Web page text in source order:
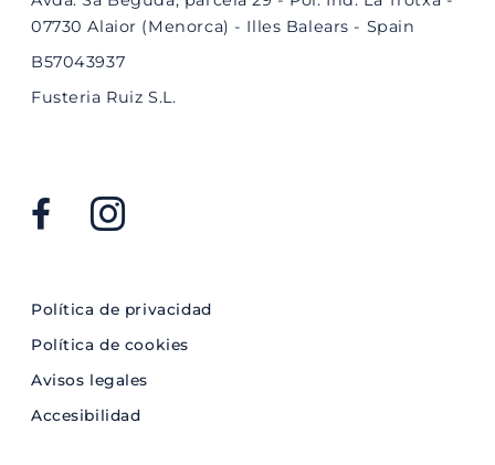
07730 Alaior (Menorca) - Illes Balears - Spain
B57043937
Fusteria Ruiz S.L.
Política de privacidad
Política de cookies
Avisos legales
Accesibilidad